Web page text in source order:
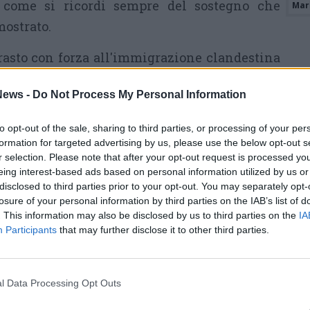
- Do Not Process My Personal Information
opt-out of the sale, sharing to third parties, or processing of your
for targeted advertising by us, please use the below opt-out
selection. Please note that after your opt-out request is processed
interest-based ads based on personal information utilized by us
to third parties prior to your opt-out. You may separately
of your personal information by third parties on the IAB’s list of
This information may also be disclosed by us to third parties on the
Participants that may further disclose it to other third parties.
Data Processing Opt Outs
si ricordi sempre del sostegno che
con forza all'immigrazione clandestina
riforma Fornero, sono temi molto
si è distinta per il calore ed il folto numero
passione per la LEGA è più forte che mai,
vogliono male!!!
di